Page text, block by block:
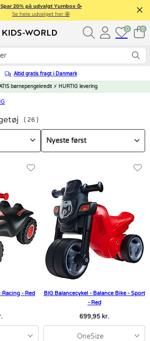
Spar 20% på udvalgt Yumbox 🥳
Se hele udvalget her 🤩
0 0
Altid gratis fragt i Danmark
børnepengekredit ⚡ HURTIG levering
26
Racing - Red
BIG Balancecykel - Balance Bike - Sport
- Red
699,95 kr.
OneSize